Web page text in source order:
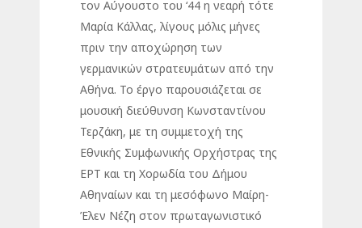
τον Αύγουστο του ‘44 η νεαρή τότε
Μαρία Κάλλας, λίγους μόλις μήνες
πριν την αποχώρηση των
γερμανικών στρατευμάτων από την
Αθήνα. Το έργο παρουσιάζεται σε
μουσική διεύθυνση Κωνσταντίνου
Τερζάκη, με τη συμμετοχή της
Εθνικής Συμφωνικής Ορχήστρας της
ΕΡΤ και τη Χορωδία του Δήμου
Αθηναίων και τη μεσόφωνο Μαίρη-
Έλεν Νέζη στον πρωταγωνιστικό